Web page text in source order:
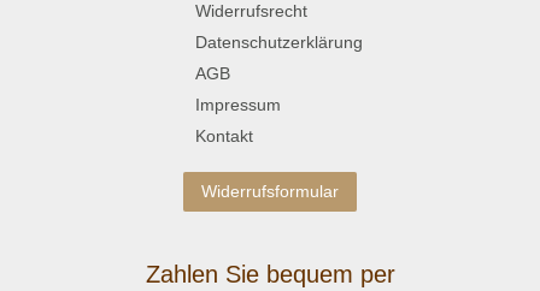
Widerrufsrecht
Datenschutzerklärung
AGB
Impressum
Kontakt
Widerrufsformular
Zahlen Sie bequem per